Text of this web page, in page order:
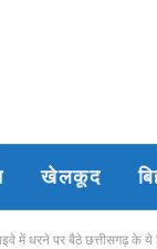
खेलकूद
में धरने पर बैठे छत्तीसगढ़ के ये